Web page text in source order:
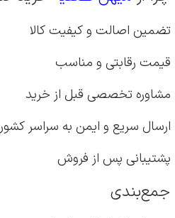
تضمین اصالت و کیفیت کالا
قیمت رقابتی و مناسب
مشاوره تخصصی قبل از خرید
ارسال سریع و ایمن به سراسر کشور
پشتیبانی پس از فروش
جمع‌بندی